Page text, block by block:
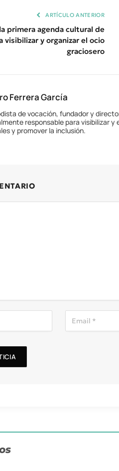
ARTÍCULO ANTERIOR
primera agenda cultural de
visibilizar y organizar el ocio
graciosero
Ferrera García
de vocación, fundador y
responsable para visibilizar
y promover la inclusión.